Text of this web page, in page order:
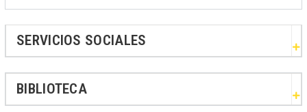
SERVICIOS SOCIALES
BIBLIOTECA